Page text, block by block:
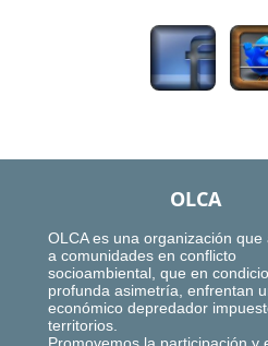
OLCA
OLCA es una organización que
a comunidades en conflicto
socioambiental, que en
profunda asimetría, enfrentan
económico depredador
territorios.